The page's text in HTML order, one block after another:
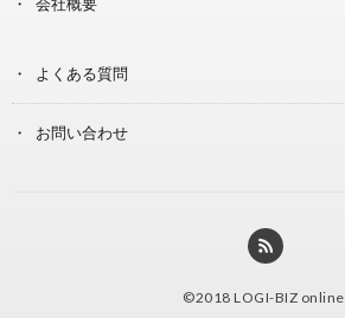
よくある質問
お問い合わせ
©2018 LOGI-BIZ online